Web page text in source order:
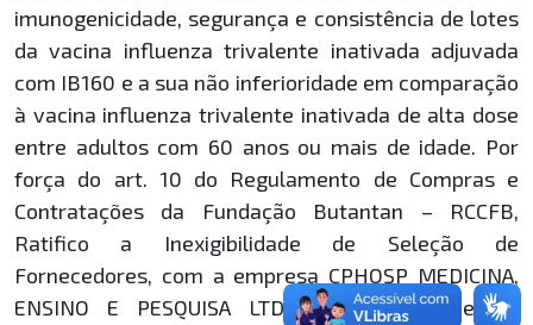
imunogenicidade, segurança e consistência de lotes
da vacina influenza trivalente inativada adjuvada
com IB160 e a sua não inferioridade em comparação
à vacina influenza trivalente inativada de alta dose
entre adultos com 60 anos ou mais de idade. Por
força do art. 10 do Regulamento de Compras e
Contratações da Fundação Butantan – RCCFB,
Ratifico a Inexigibilidade de Seleção de
Fornecedores, com a empresa CPHOSP MEDICINA,
ENSINO E PESQUISA LTDA., pelo valor de R$